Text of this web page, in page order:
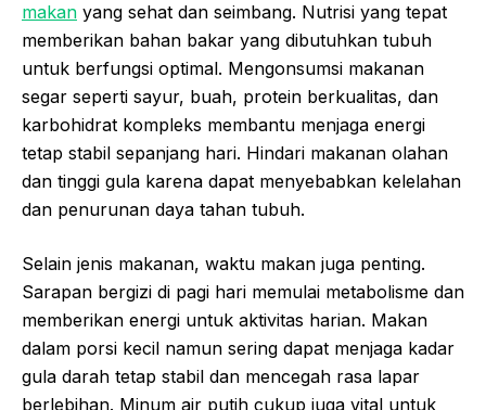
makan yang sehat dan seimbang. Nutrisi yang tepat
memberikan bahan bakar yang dibutuhkan tubuh
untuk berfungsi optimal. Mengonsumsi makanan
segar seperti sayur, buah, protein berkualitas, dan
karbohidrat kompleks membantu menjaga energi
tetap stabil sepanjang hari. Hindari makanan olahan
dan tinggi gula karena dapat menyebabkan kelelahan
dan penurunan daya tahan tubuh.
Selain jenis makanan, waktu makan juga penting.
Sarapan bergizi di pagi hari memulai metabolisme dan
memberikan energi untuk aktivitas harian. Makan
dalam porsi kecil namun sering dapat menjaga kadar
gula darah tetap stabil dan mencegah rasa lapar
berlebihan. Minum air putih cukup juga vital untuk